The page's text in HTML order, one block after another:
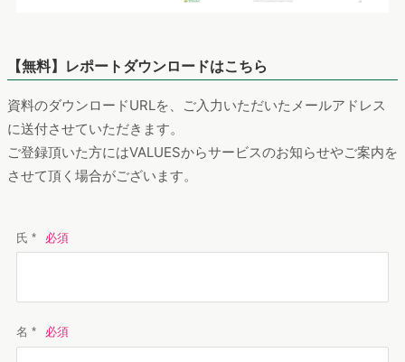
【無料】レポートダウンロードはこちら
資料のダウンロードURLを、ご入力いただいたメールアドレス
に送付させていただきます。
ご登録頂いた方にはVALUESからサービスのお知らせやご案内を
させて頂く場合がございます。